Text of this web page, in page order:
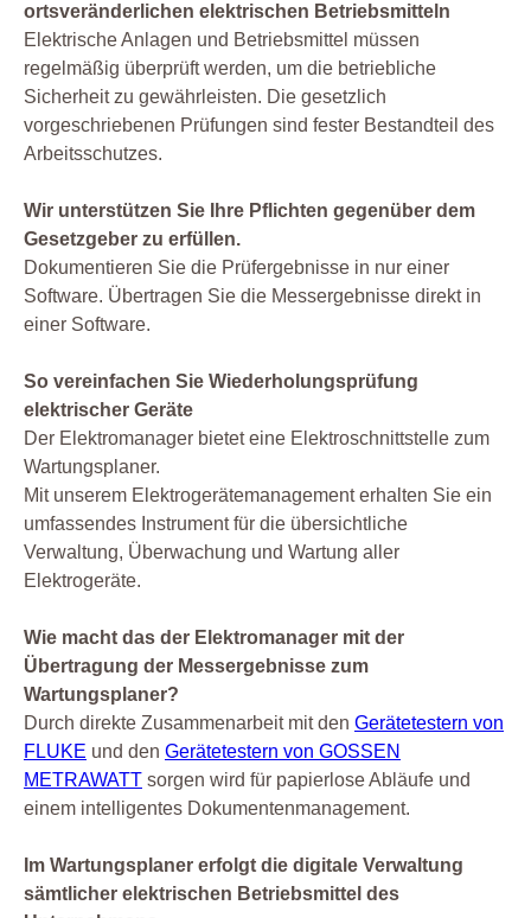
ortsveränderlichen elektrischen Betriebsmitteln
Elektrische Anlagen und Betriebsmittel müssen
regelmäßig überprüft werden, um die betriebliche
Sicherheit zu gewährleisten. Die gesetzlich
vorgeschriebenen Prüfungen sind fester Bestandteil des
Arbeitsschutzes.
Wir unterstützen Sie Ihre Pflichten gegenüber dem
Gesetzgeber zu erfüllen.
Dokumentieren Sie die Prüfergebnisse in nur einer
Software. Übertragen Sie die Messergebnisse direkt in
einer Software.
So vereinfachen Sie Wiederholungsprüfung
elektrischer Geräte
Der Elektromanager bietet eine Elektroschnittstelle zum
Wartungsplaner.
Mit unserem Elektrogerätemanagement erhalten Sie ein
umfassendes Instrument für die übersichtliche
Verwaltung, Überwachung und Wartung aller
Elektrogeräte.
Wie macht das der Elektromanager mit der
Übertragung der Messergebnisse zum
Wartungsplaner?
Durch direkte Zusammenarbeit mit den Gerätetestern von
FLUKE und den Gerätetestern von GOSSEN
METRAWATT sorgen wird für papierlose Abläufe und
einem intelligentes Dokumentenmanagement.
Im Wartungsplaner erfolgt die digitale Verwaltung
sämtlicher elektrischen Betriebsmittel des